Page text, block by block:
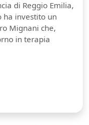
di Reggio Emilia,
ha investito un
Mignani che,
in terapia